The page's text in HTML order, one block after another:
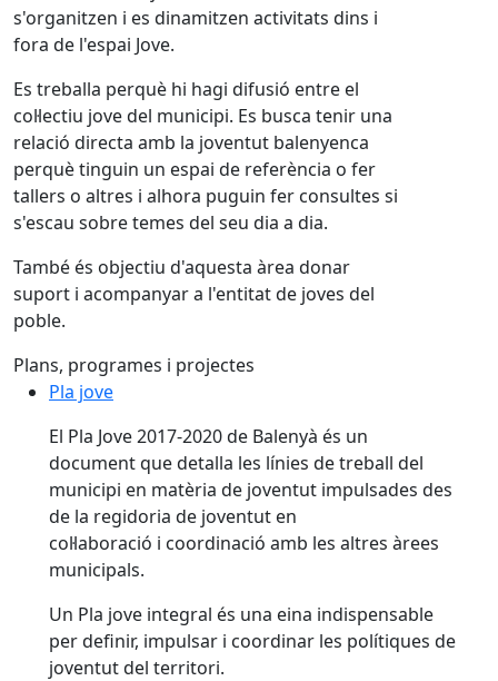
s'organitzen i es dinamitzen activitats dins i
fora de l'espai Jove.
Es treballa perquè hi hagi difusió entre el
col·lectiu jove del municipi. Es busca tenir una
relació directa amb la joventut balenyenca
perquè tinguin un espai de referència o fer
tallers o altres i alhora puguin fer consultes si
s'escau sobre temes del seu dia a dia.
També és objectiu d'aquesta àrea donar
suport i acompanyar a l'entitat de joves del
poble.
Plans, programes i projectes
Pla jove
El Pla Jove 2017-2020 de Balenyà és un
document que detalla les línies de treball del
municipi en matèria de joventut impulsades des
de la regidoria de joventut en
col·laboració i coordinació amb les altres àrees
municipals.
Un Pla jove integral és una eina indispensable
per definir, impulsar i coordinar les polítiques de
joventut del territori.